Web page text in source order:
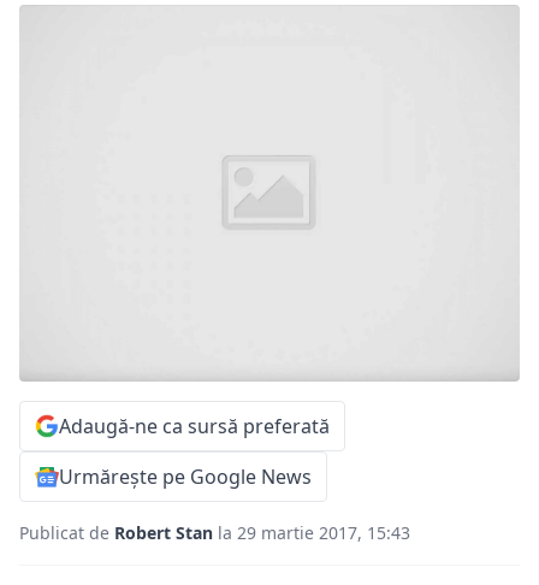
Adaugă-ne ca sursă preferată
Urmărește pe Google News
Publicat de Robert Stan la 29 martie 2017, 15:43